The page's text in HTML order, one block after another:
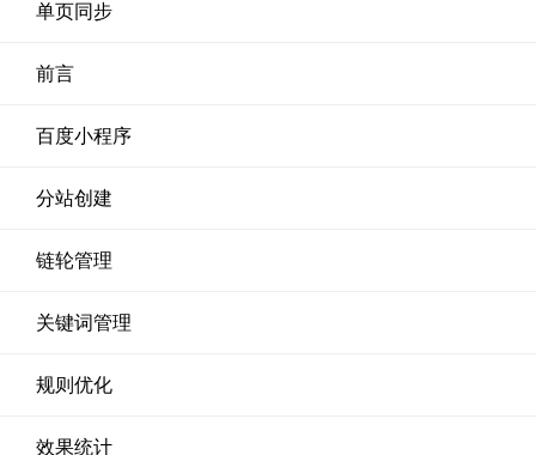
单页同步
前言
百度小程序
分站创建
链轮管理
关键词管理
规则优化
效果统计